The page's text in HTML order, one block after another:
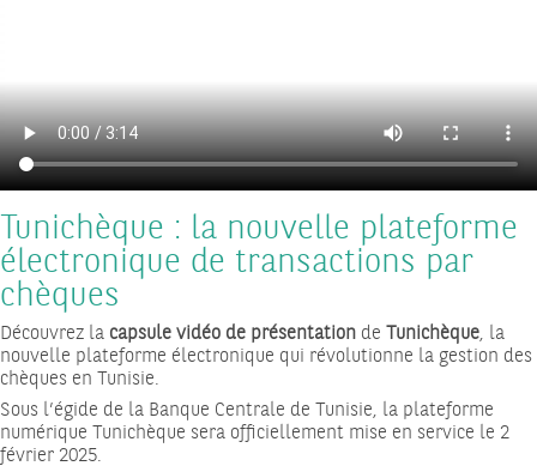
Tunichèque : la nouvelle plateforme
électronique de transactions par
chèques
Découvrez la capsule vidéo de présentation de Tunichèque, la
nouvelle plateforme électronique qui révolutionne la gestion des
chèques en Tunisie.
Sous l’égide de la Banque Centrale de Tunisie, la plateforme
numérique Tunichèque sera officiellement mise en service le 2
février 2025.